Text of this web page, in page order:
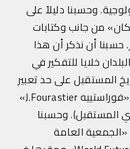
وحسبنا دليلاً على
من جانب وكتابات
أن نذكر أن هذا
خلايا للتفكير في
على حد تعبير
الاقتصادي الفرنسي «فوراستييه J.Fourastier»
وحسبنا
العامة